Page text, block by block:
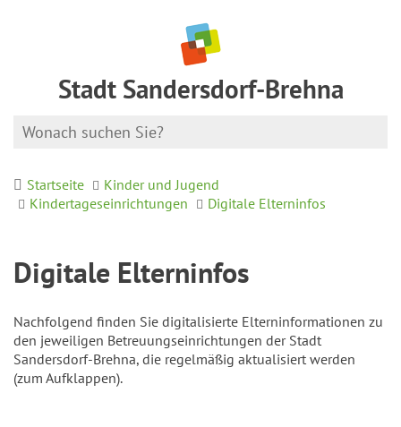
Stadt Sandersdorf-Brehna
Startseite
Kinder und Jugend
Kindertageseinrichtungen
Digitale Elterninfos
Digitale Elterninfos
Nachfolgend finden Sie digitalisierte Elterninformationen zu
den jeweiligen Betreuungseinrichtungen der Stadt
Sandersdorf-Brehna, die regelmäßig aktualisiert werden
(zum Aufklappen).